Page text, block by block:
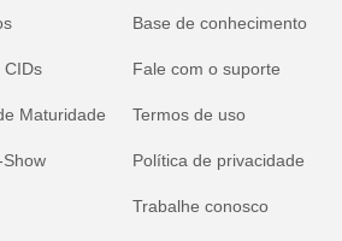
CIDs
Maturidade
Base de conhecimento
Fale com o suporte
Termos de uso
Política de privacidade
Trabalhe conosco